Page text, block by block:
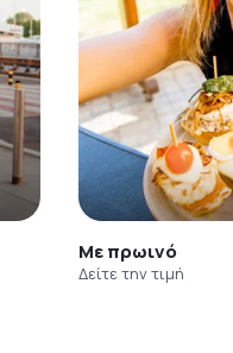
Με πρωινό
Δείτε την τιμή